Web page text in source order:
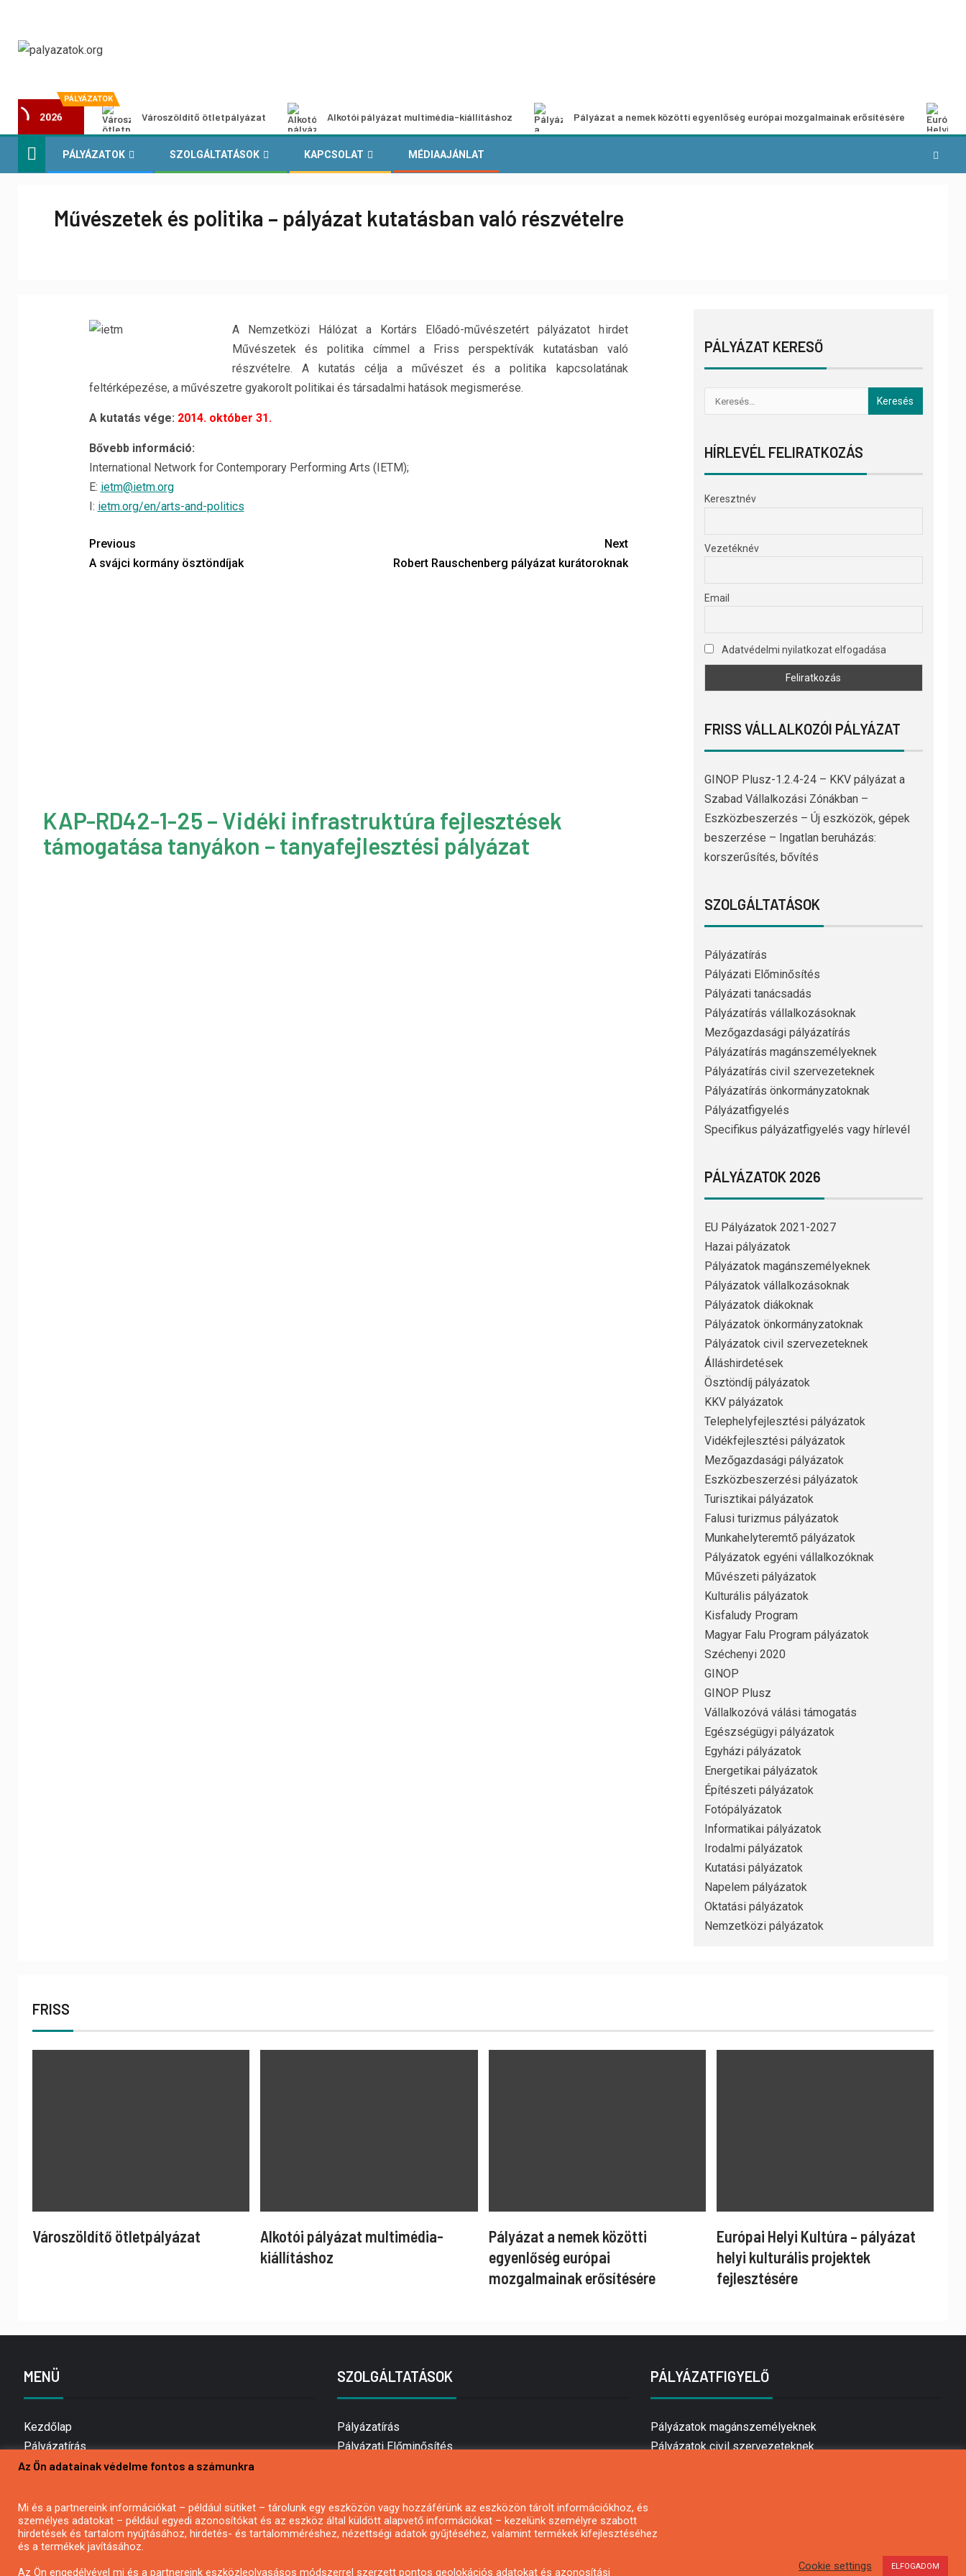
PÁLYÁZATOK
2026 Városzöldítő ötletpályázat Alkotói pályázat multimédia-kiállításhoz Pályázat a nemek közötti egyenlőség európai mozgalmainak erősítésére
PÁLYÁZATOK SZOLGÁLTATÁSOK KAPCSOLAT MÉDIAAJÁNLAT
Művészetek és politika – pályázat kutatásban való részvételre
A Nemzetközi Hálózat a Kortárs Előadó-művészetért pályázatot hirdet
Művészetek és politika címmel a Friss perspektívák kutatásban való
részvételre. A kutatás célja a művészet és a politika kapcsolatának
feltérképezése, a művészetre gyakorolt politikai és társadalmi hatások megismerése.
A kutatás vége: 2014. október 31.
Bővebb információ:
International Network for Contemporary Performing Arts (IETM);
E: ietm@ietm.org
I: ietm.org/en/arts-and-politics
Previous
A svájci kormány ösztöndíjak
Next
Robert Rauschenberg pályázat kurátoroknak
KAP-RD42-1-25 – Vidéki infrastruktúra fejlesztések
támogatása tanyákon – tanyafejlesztési pályázat
PÁLYÁZAT KERESŐ
HÍRLEVÉL FELIRATKOZÁS
Keresztnév
Vezetéknév
Email
Adatvédelmi nyilatkozat elfogadása
FRISS VÁLLALKOZÓI PÁLYÁZAT
GINOP Plusz-1.2.4-24 – KKV pályázat a
Szabad Vállalkozási Zónákban –
Eszközbeszerzés – Új eszközök, gépek
beszerzése – Ingatlan beruházás:
korszerűsítés, bővítés
SZOLGÁLTATÁSOK
Pályázatírás
Pályázati Előminősítés
Pályázati tanácsadás
Pályázatírás vállalkozásoknak
Mezőgazdasági pályázatírás
Pályázatírás magánszemélyeknek
Pályázatírás civil szervezeteknek
Pályázatírás önkormányzatoknak
Pályázatfigyelés
Specifikus pályázatfigyelés vagy hírlevél
PÁLYÁZATOK 2026
EU Pályázatok 2021-2027
Hazai pályázatok
Pályázatok magánszemélyeknek
Pályázatok vállalkozásoknak
Pályázatok diákoknak
Pályázatok önkormányzatoknak
Pályázatok civil szervezeteknek
Álláshirdetések
Ösztöndíj pályázatok
KKV pályázatok
Telephelyfejlesztési pályázatok
Vidékfejlesztési pályázatok
Mezőgazdasági pályázatok
Eszközbeszerzési pályázatok
Turisztikai pályázatok
Falusi turizmus pályázatok
Munkahelyteremtő pályázatok
Pályázatok egyéni vállalkozóknak
Művészeti pályázatok
Kulturális pályázatok
Kisfaludy Program
Magyar Falu Program pályázatok
Széchenyi 2020
GINOP
GINOP Plusz
Vállalkozóvá válási támogatás
Egészségügyi pályázatok
Egyházi pályázatok
Energetikai pályázatok
Építészeti pályázatok
Fotópályázatok
Informatikai pályázatok
Irodalmi pályázatok
Kutatási pályázatok
Napelem pályázatok
Oktatási pályázatok
Nemzetközi pályázatok
FRISS
Városzöldítő ötletpályázat
Alkotói pályázat multimédia-
kiállításhoz
Pályázat a nemek közötti
egyenlőség európai
mozgalmainak erősítésére
Európai Helyi Kultúra – pályázat
helyi kulturális projektek
fejlesztésére
MENÜ
Kezdőlap
Pályázatírás
Bemutatkozás
Hírlevél feliratkozás
Impresszum
Kapcsolat
SZOLGÁLTATÁSOK
Pályázatírás
Pályázati Előminősítés
Mezőgazdasági pályázatírás
Pályázatírás magánszemélyeknek
Pályázatírás civil szervezeteknek
PÁLYÁZATFIGYELŐ
Pályázatok magánszemélyeknek
Pályázatok civil szervezeteknek
Az Ön adatainak védelme fontos a számunkra
Mi és a partnereink információkat – például sütiket – tárolunk egy eszközön vagy hozzáférünk az eszközön tárolt információkhoz, és
személyes adatokat – például egyedi azonosítókat és az eszköz által küldött alapvető információkat – kezelünk személyre szabott
hirdetések és tartalom nyújtásához, hirdetés- és tartalomméréshez, nézettségi adatok gyűjtéséhez, valamint termékek kifejlesztéséhez
és a termékek javításához.
Az Ön engedélyével mi és a partnereink eszközleolvasásos módszerrel szerzett pontos geolokációs adatokat és azonosítási
Cookie settings ELFOGADOM